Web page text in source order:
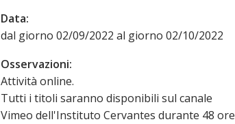
Data:
dal giorno 02/09/2022 al giorno 02/10/2022
Osservazioni:
Attività online.
Tutti i titoli saranno disponibili sul canale
Vimeo dell'Instituto Cervantes durante 48 ore